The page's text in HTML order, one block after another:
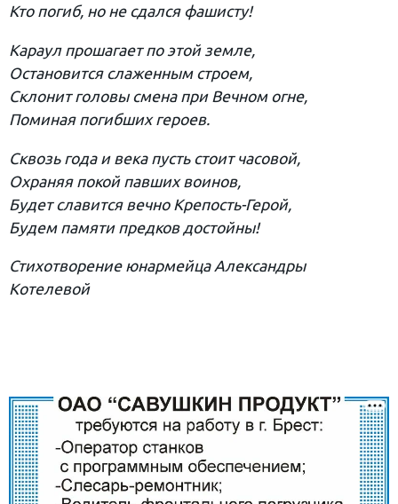
Кто погиб, но не сдался фашисту!
Караул прошагает по этой земле,
Остановится слаженным строем,
Склонит головы смена при Вечном огне,
Поминая погибших героев.
Сквозь года и века пусть стоит часовой,
Охраняя покой павших воинов,
Будет славится вечно Крепость-Герой,
Будем памяти предков достойны!
Стихотворение юнармейца Александры
Котелевой